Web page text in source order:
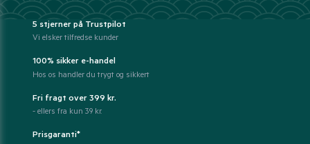
5 stjerner på Trustpilot
Vi elsker tilfredse kunder
100% sikker e-handel
Hos os handler du trygt og sikkert
Fri fragt over 399 kr.
- ellers fra kun 39 kr.
Prisgaranti*